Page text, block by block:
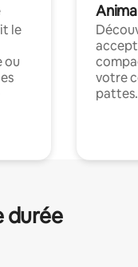
le
ou
votre
pattes.
durée